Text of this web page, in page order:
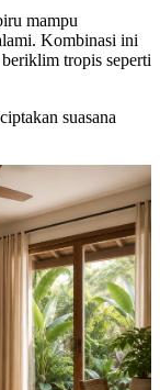
mampu
Kombinasi ini
tropis seperti
suasana